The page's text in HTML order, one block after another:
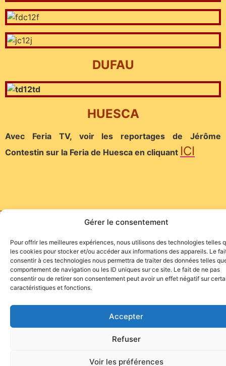
Gérer le consentement
Pour offrir les meilleures expériences, nous utilisons des technologies telles
les cookies pour stocker et/ou accéder aux informations des appareils. Le
consentir à ces technologies nous permettra de traiter des données telles
comportement de navigation ou les ID uniques sur ce site. Le fait de ne pas
consentir ou de retirer son consentement peut avoir un effet négatif sur
caractéristiques et fonctions.
Accepter
Refuser
Voir les préférences
DUFAU
HUESCA
Avec Feria TV, voir les reportages de Jérôme
Contestin sur la Feria de Huesca en cliquant ICI
Site de l'association TOROFIESTA